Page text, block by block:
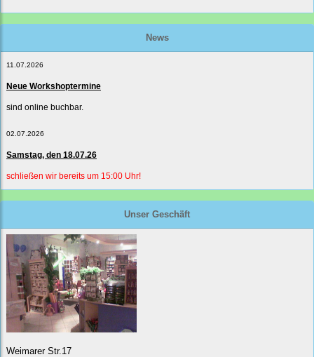
News
11.07.2026
Neue Workshoptermine
sind online buchbar.
02.07.2026
Samstag, den 18.07.26
schließen wir bereits um 15:00 Uhr!
Unser Geschäft
Weimarer Str.17